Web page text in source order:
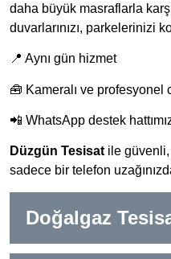
Doğalgaz
daha büyük masraflarla
duvarlarınızı, parkelerinizi
📍 Aynı gün hizmet
🧰 Kameralı ve profesyonel
📲 WhatsApp destek
Düzgün Tesisat ile güvenli,
sadece bir telefon